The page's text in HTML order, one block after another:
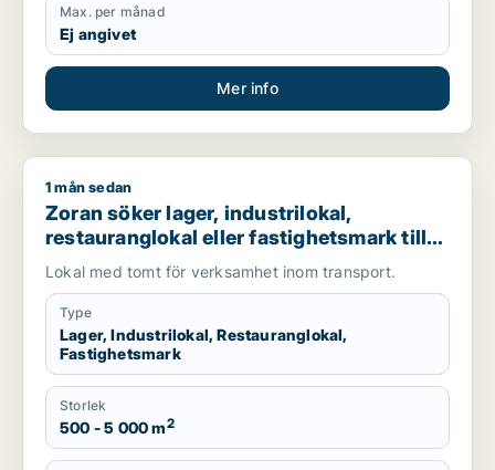
Max. per månad
Ej angivet
Mer info
Zoran söker lager, industrilokal, restauranglokal eller
1 mån sedan
Zoran söker lager, industrilokal,
restauranglokal eller fastighetsmark till
salu i Malmö
Lokal med tomt för verksamhet inom transport.
Type
Lager, Industrilokal, Restauranglokal,
Fastighetsmark
Storlek
500 - 5 000 m2